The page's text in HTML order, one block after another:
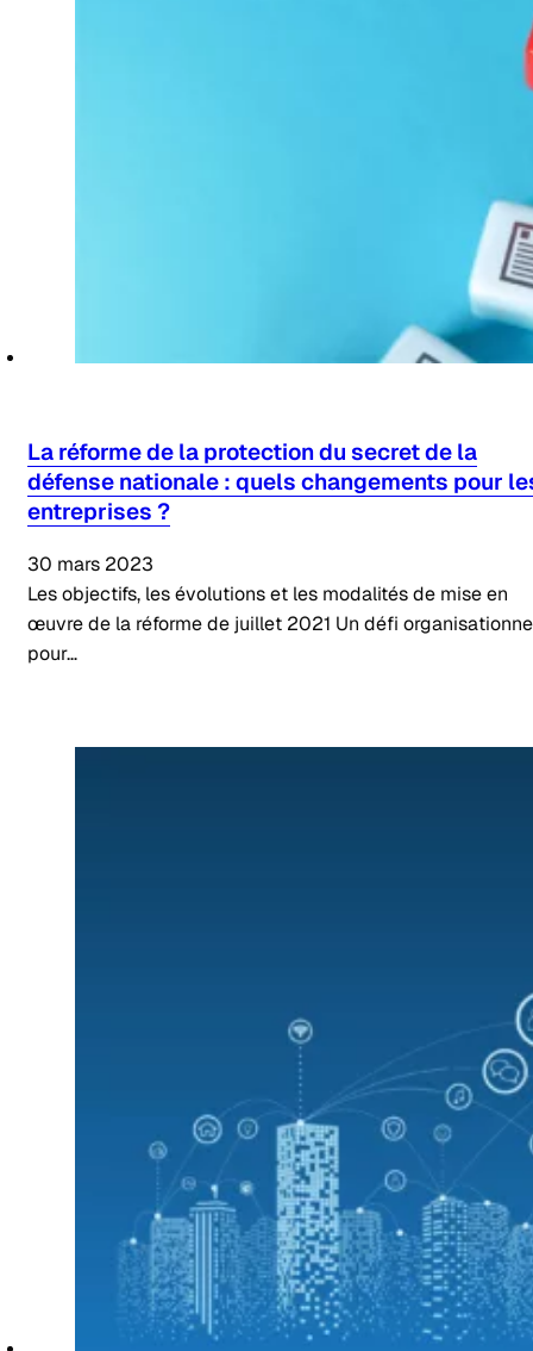
La réforme de la protection du secret de la
défense nationale : quels changements pour
entreprises ?
30 mars 2023
Les objectifs, les évolutions et les modalités de mise en
œuvre de la réforme de juillet 2021 Un défi
pour…